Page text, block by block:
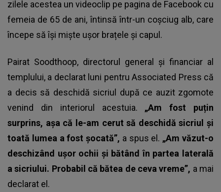
zilele acestea un videoclip pe pagina de Facebook cu
femeia de 65 de ani, întinsă într-un coșciug alb, care
începe să își miște ușor brațele și capul.
Pairat Soodthoop, directorul general și financiar al
templului, a declarat luni pentru Associated Press că
a decis să deschidă sicriul după ce auzit zgomote
venind din interiorul acestuia. „Am fost puțin
surprins, așa că le-am cerut să deschidă sicriul și
toată lumea a fost șocată”, a spus el. „Am văzut-o
deschizând ușor ochii și bătând în partea laterală
a sicriului. Probabil că bătea de ceva vreme”, a mai
declarat el.